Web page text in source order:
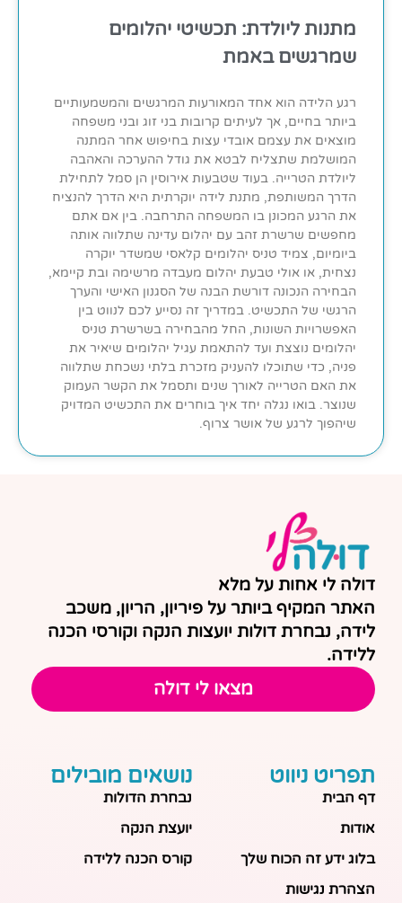
מתנות ליולדת: תכשיטי יהלומים
שמרגשים באמת
רגע הלידה הוא אחד המאורעות המרגשים והמשמעותיים
ביותר בחיים, אך לעיתים קרובות בני זוג ובני משפחה
מוצאים את עצמם אובדי עצות בחיפוש אחר המתנה
המושלמת שתצליח לבטא את גודל ההערכה והאהבה
ליולדת הטרייה. בעוד שטבעות אירוסין הן סמל לתחילת
הדרך המשותפת, מתנת לידה יוקרתית היא הדרך להנציח
את הרגע המכונן בו המשפחה התרחבה. בין אם אתם
מחפשים שרשרת זהב עם יהלום עדינה שתלווה אותה
ביומיום, צמיד טניס יהלומים קלאסי שמשדר יוקרה
נצחית, או אולי טבעת יהלום מעבדה מרשימה ובת קיימא,
הבחירה הנכונה דורשת הבנה של הסגנון האישי והערך
הרגשי של התכשיט. במדריך זה נסייע לכם לנווט בין
האפשרויות השונות, החל מהבחירה בשרשרת טניס
יהלומים נוצצת ועד להתאמת עגיל יהלומים שיאיר את
פניה, כדי שתוכלו להעניק מזכרת בלתי נשכחת שתלווה
את האם הטרייה לאורך שנים ותסמל את הקשר העמוק
שנוצר. בואו נגלה יחד איך בוחרים את התכשיט המדויק
שיהפוך לרגע של אושר צרוף.
דולה לי אחות על מלא
האתר המקיף ביותר על פיריון, הריון, משכב
לידה, נבחרת דולות יועצות הנקה וקורסי הכנה
ללידה.
מצאו לי דולה
תפריט ניווט
דף הבית
אודות
בלוג ידע זה הכוח שלך
הצהרת נגישות
נושאים מובילים
נבחרת הדולות
יועצת הנקה
קורס הכנה ללידה